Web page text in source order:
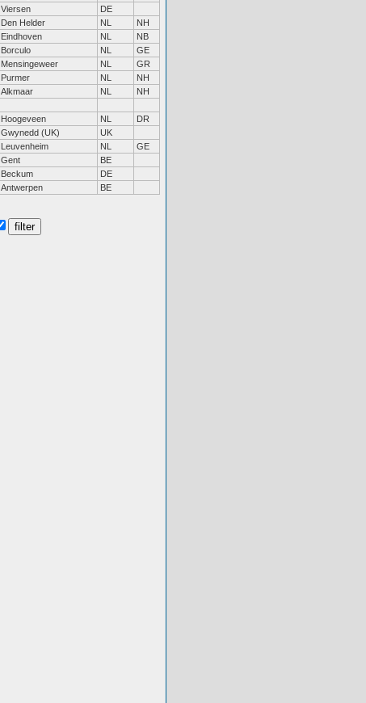
Viersen
DE
Den Helder NL
NH
Eindhoven NL
NB
Borculo NL
GE
Mensingeweer NL
GR
Purmer NL
NH
Alkmaar NL
NH
Hoogeveen NL
DR
Gwynedd (UK)
UK
Leuvenheim NL
GE
Gent
BE
Beckum
DE
Antwerpen BE